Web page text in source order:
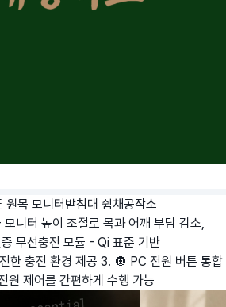
목 모니터받침대 쉼채공작소
니터 높이 조절로 목과 어깨 부담 감소,
무선충전 모듈 - Qi 표준 기반
한 충전 환경 제공 3. 🔘 PC 전원 버튼 통합
원 제어를 간편하게 수행 가능